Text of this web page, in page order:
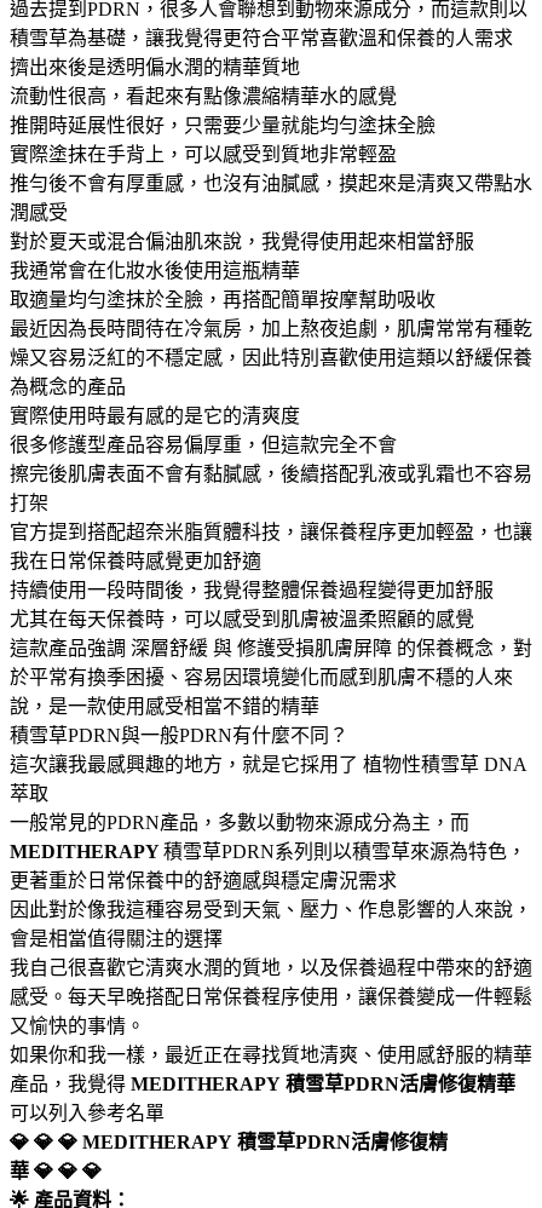
過去提到PDRN，很多人會聯想到動物來源成分，而這款則以
積雪草為基礎，讓我覺得更符合平常喜歡溫和保養的人需求
擠出來後是透明偏水潤的精華質地
流動性很高，看起來有點像濃縮精華水的感覺
推開時延展性很好，只需要少量就能均勻塗抹全臉
實際塗抹在手背上，可以感受到質地非常輕盈
推勻後不會有厚重感，也沒有油膩感，摸起來是清爽又帶點水
潤感受
對於夏天或混合偏油肌來說，我覺得使用起來相當舒服
我通常會在化妝水後使用這瓶精華
取適量均勻塗抹於全臉，再搭配簡單按摩幫助吸收
最近因為長時間待在冷氣房，加上熬夜追劇，肌膚常常有種乾
燥又容易泛紅的不穩定感，因此特別喜歡使用這類以舒緩保養
為概念的產品
實際使用時最有感的是它的清爽度
很多修護型產品容易偏厚重，但這款完全不會
擦完後肌膚表面不會有黏膩感，後續搭配乳液或乳霜也不容易
打架
官方提到搭配超奈米脂質體科技，讓保養程序更加輕盈，也讓
我在日常保養時感覺更加舒適
持續使用一段時間後，我覺得整體保養過程變得更加舒服
尤其在每天保養時，可以感受到肌膚被溫柔照顧的感覺
這款產品強調 深層舒緩 與 修護受損肌膚屏障 的保養概念，對
於平常有換季困擾、容易因環境變化而感到肌膚不穩的人來
說，是一款使用感受相當不錯的精華
積雪草PDRN與一般PDRN有什麼不同？
這次讓我最感興趣的地方，就是它採用了 植物性積雪草 DNA
萃取
一般常見的PDRN產品，多數以動物來源成分為主，而
MEDITHERAPY積雪草PDRN系列則以積雪草來源為特色，
更著重於日常保養中的舒適感與穩定膚況需求
因此對於像我這種容易受到天氣、壓力、作息影響的人來說，
會是相當值得關注的選擇
我自己很喜歡它清爽水潤的質地，以及保養過程中帶來的舒適
感受。每天早晚搭配日常保養程序使用，讓保養變成一件輕鬆
又愉快的事情。
如果你和我一樣，最近正在尋找質地清爽、使用感舒服的精華
產品，我覺得 MEDITHERAPY 積雪草PDRN活膚修復精華
可以列入參考名單
💎 💎 💎 MEDITHERAPY 積雪草PDRN活膚修復精
華 💎 💎 💎
🌟 產品資料：